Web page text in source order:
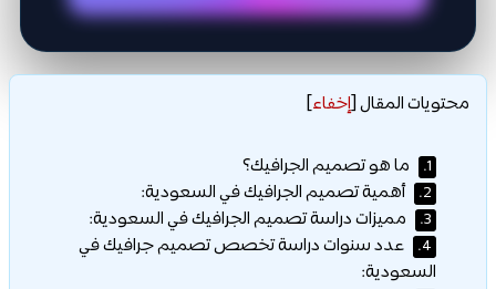
محتويات المقال[إخفاء]
1. ما هو تصميم الجرافيك؟
2. أهمية تصميم الجرافيك في السعودية:
3. مميزات دراسة تصميم الجرافيك في السعودية:
4.
عدد سنوات دراسة تخصص تصميم جرافيك في
السعودية: